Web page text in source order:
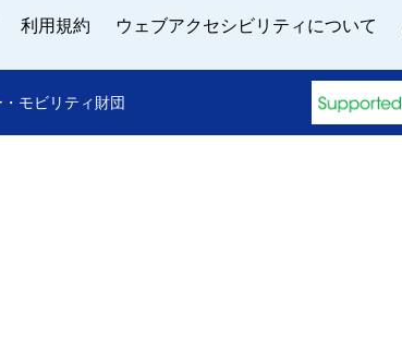
利用規約 ウェブアクセシビリティについて
モビリティ財団